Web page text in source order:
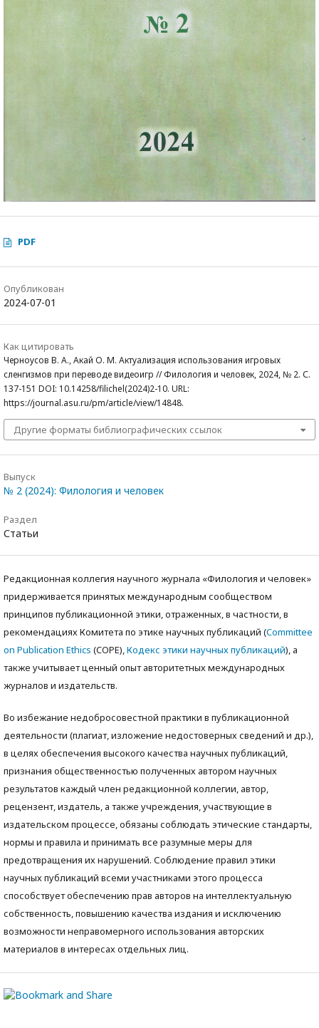
PDF
Опубликован
2024-07-01
Как цитировать
Черноусов В. А., Акай О. М. Актуализация использования игровых
сленгизмов при переводе видеоигр // Филология и человек, 2024, № 2. С.
137-151 DOI: 10.14258/filichel(2024)2-10. URL:
https://journal.asu.ru/pm/article/view/14848.
Другие форматы библиографических ссылок
Выпуск
№ 2 (2024): Филология и человек
Раздел
Статьи
Редакционная коллегия научного журнала «Филология и человек»
придерживается принятых международным сообществом
принципов публикационной этики, отраженных, в частности, в
рекомендациях Комитета по этике научных публикаций (Committee
on Publication Ethics (COPE),Кодекс этики научных публикаций), а
также учитываeт ценный опыт авторитетных международных
журналов и издательств.
Во избежание недобросовестной практики в публикационной
деятельности (плагиат, изложение недостоверных сведений и др.),
в целях обеспечения высокого качества научных публикаций,
признания общественностью полученных автором научных
результатов каждый член редакционной коллегии, автор,
рецензент, издатель, а также учреждения, участвующие в
издательском процессе, обязаны соблюдать этические стандарты,
нормы и правила и принимать все разумные меры для
предотвращения их нарушений. Соблюдение правил этики
научных публикаций всеми участниками этого процесса
способствует обеспечению прав авторов на интеллектуальную
собственность, повышению качества издания и исключению
возможности неправомерного использования авторских
материалов в интересах отдельных лиц.